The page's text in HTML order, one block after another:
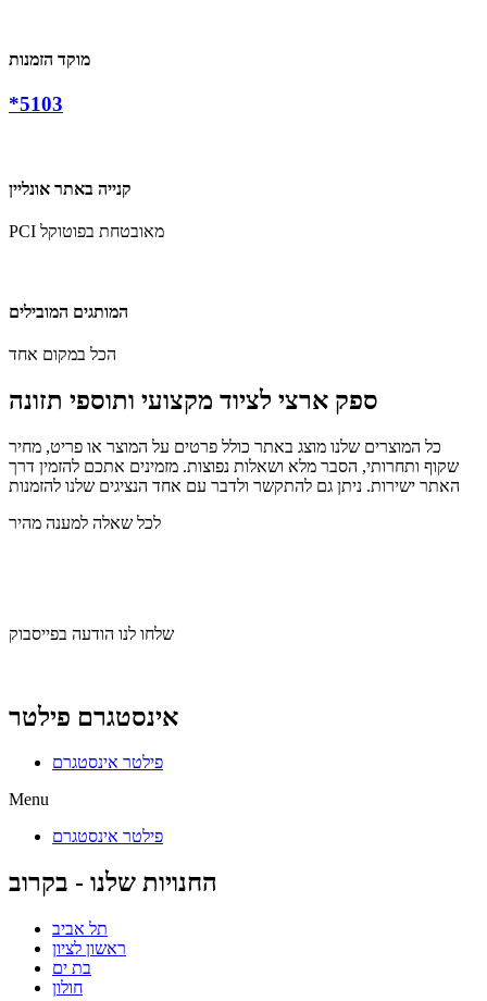
מוקד הזמנות
*5103
קנייה באתר אונליין
PCI מאובטחת בפוטוקל
המותגים המובילים
הכל במקום אחד
ספק ארצי לציוד מקצועי ותוספי תזונה
כל המוצרים שלנו מוצג באתר כולל פרטים על המוצר או פריט, מחיר
שקוף ותחרותי, הסבר מלא ושאלות נפוצות. מזמינים אתכם להזמין דרך
האתר ישירות. ניתן גם להתקשר ולדבר עם אחד הנציגים שלנו להזמנות
לכל שאלה למענה מהיר
שלחו לנו הודעה בפייסבוק
אינסטגרם פילטר
פילטר אינסטגרם
Menu
פילטר אינסטגרם
החנויות שלנו - בקרוב
תל אביב
ראשון לציון
בת ים
חולון